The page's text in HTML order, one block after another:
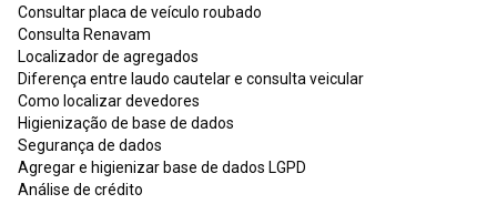
Consultar placa de veículo roubado
Consulta Renavam
Localizador de agregados
Diferença entre laudo cautelar e consulta veicular
Como localizar devedores
Higienização de base de dados
Segurança de dados
Agregar e higienizar base de dados LGPD
Análise de crédito